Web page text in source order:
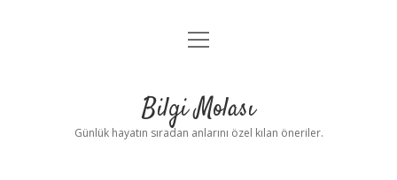
Anasayfa
Yasal Uyarı
menüyü
Bilgi Molası
Günlük hayatın sıradan anlarını özel kılan öneriler.